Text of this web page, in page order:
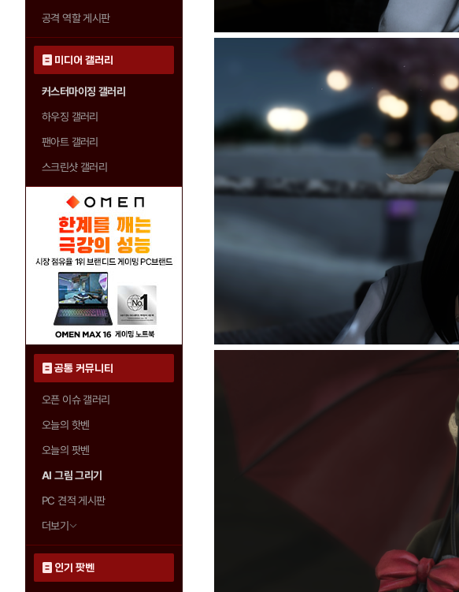
공격 역할 게시판
미디어 갤러리
커스터마이징 갤러리
하우징 갤러리
팬아트 갤러리
스크린샷 갤러리
공통 커뮤니티
오픈 이슈 갤러리
오늘의 핫벤
오늘의 팟벤
AI 그림 그리기
PC 견적 게시판
더보기
인기 팟벤